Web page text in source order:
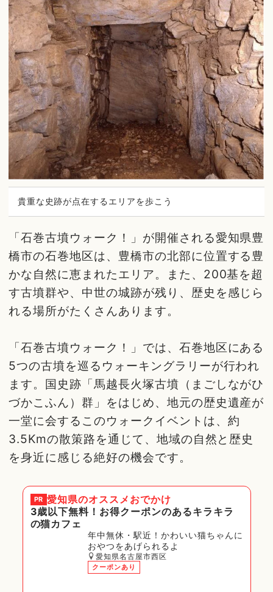
貴重な史跡が点在するエリアを歩こう
「石巻古墳ウォーク！」が開催される愛知県豊
橋市の石巻地区は、豊橋市の北部に位置する豊
かな自然に恵まれたエリア。また、200基を超
す古墳群や、中世の城跡が残り、歴史を感じら
れる場所がたくさんあります。
「石巻古墳ウォーク！」では、石巻地区にある
5つの古墳を巡るウォーキングラリーが行われ
ます。国史跡「馬越長火塚古墳（まごしながひ
づかこふん）群」をはじめ、地元の歴史遺産が
一堂に会するこのウォークイベントは、約
3.5Kmの散策路を通じて、地域の自然と歴史
を身近に感じる絶好の機会です。
PR 愛知県のオススメおでかけ
3歳以下無料！お得クーポンのあるキラキラ
の猫カフェ
年中無休・駅近！かわいい猫ちゃんに
おやつをあげられるよ
愛知県名古屋市西区
クーポンあり